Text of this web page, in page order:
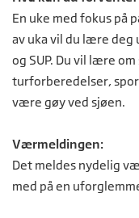
En uke med fokus på
av uka vil du lære deg
og SUP. Du vil lære
turforberedelser,
være gøy ved sjøen.
Værmeldingen:
Det meldes nydelig
med på en